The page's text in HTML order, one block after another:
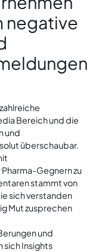
negative
Bereich und die
und
überschaubar.
Gegnern zu
stammt von
sich verstanden
Mut zusprechen
und
sich Insights